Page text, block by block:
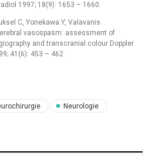
1997; 18(9): 1653 –⁠ 1660.
C, Yonekawa Y, Valavanis
vasospasm: assessment of
and transcranial colour Doppler
41(6): 453 –⁠ 462.
Neurologie